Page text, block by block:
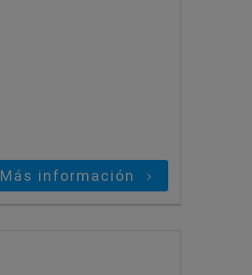
Más información